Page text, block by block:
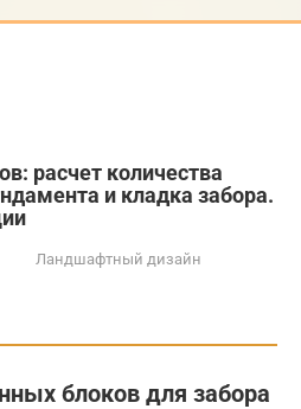
расчет количества
и кладка забора.
Ландшафтный дизайн
блоков для забора